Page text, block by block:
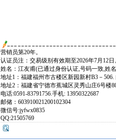
营销员第20年。
认证员注：交易级别有效期至2026年7月12日
姓名：江友甫(已通过身份认证,号码一致,姓
地址1：福建福州市古楼区新园新村B3－506.
地址2：福建省宁德市蕉城区灵秀山庄6号楼
电话:0591-83791756.手机: 13950322687
邮储：603910021200102304
微信号:jyfwx0835
QQ:21505769